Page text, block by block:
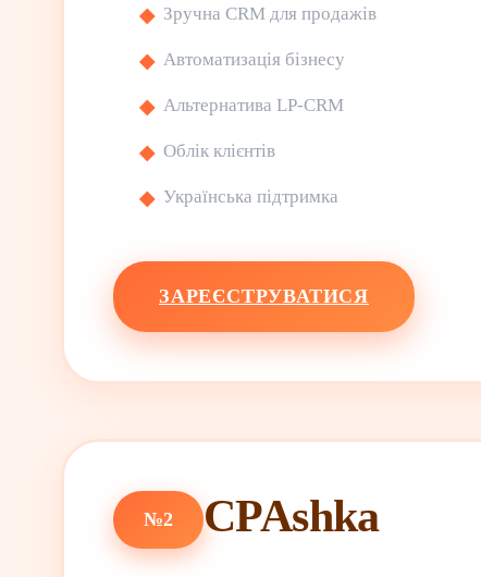
Зручна CRM для продажів
Автоматизація бізнесу
Альтернатива LP-CRM
Облік клієнтів
Українська підтримка
ЗАРЕЄСТРУВАТИСЯ
№2 CPAshka